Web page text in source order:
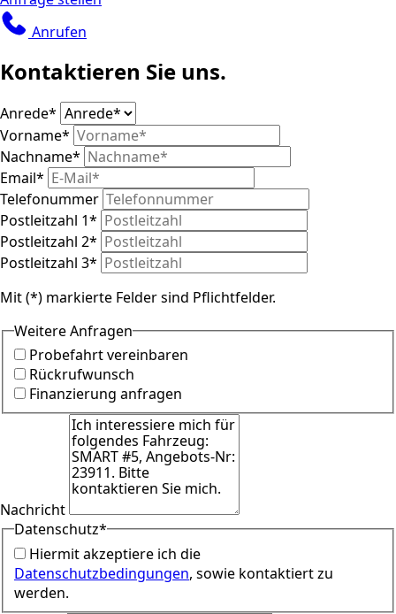
Anrufen
Kontaktieren Sie uns.
Anrede*
Vorname*
Nachname*
Email*
Telefonummer
Postleitzahl 1*
Postleitzahl 2*
Postleitzahl 3*
Mit (*) markierte Felder sind Pflichtfelder.
Weitere Anfragen
Probefahrt vereinbaren
Rückrufwunsch
Finanzierung anfragen
Nachricht
Datenschutz*
Hiermit akzeptiere ich die
Datenschutzbedingungen, sowie kontaktiert zu
werden.